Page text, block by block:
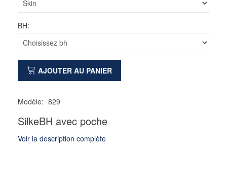
BH:
AJOUTER AU PANIER
Modèle: 829
SilkeBH avec poche
Voir la description complète